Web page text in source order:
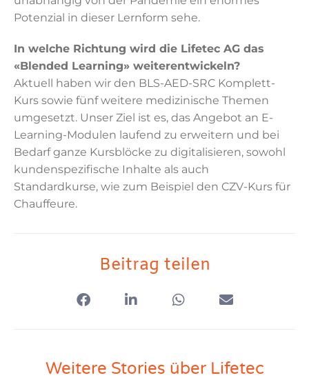
Potenzial in dieser Lernform sehe.
In welche Richtung wird die Lifetec AG das
«Blended Learning» weiterentwickeln?
Aktuell haben wir den BLS-AED-SRC Komplett-
Kurs sowie fünf weitere medizinische Themen
umgesetzt. Unser Ziel ist es, das Angebot an E-
Learning-Modulen laufend zu erweitern und bei
Bedarf ganze Kursblöcke zu digitalisieren, sowohl
kundenspezifische Inhalte als auch
Standardkurse, wie zum Beispiel den CZV-Kurs für
Chauffeure.
Beitrag teilen
Weitere Stories über Lifetec